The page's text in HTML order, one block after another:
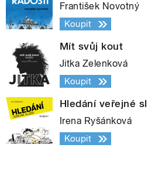
František Novotný
Koupit
Mít svůj kout
Jitka Zelenková
Koupit
Hledání veřejné
Irena Ryšánková
Koupit